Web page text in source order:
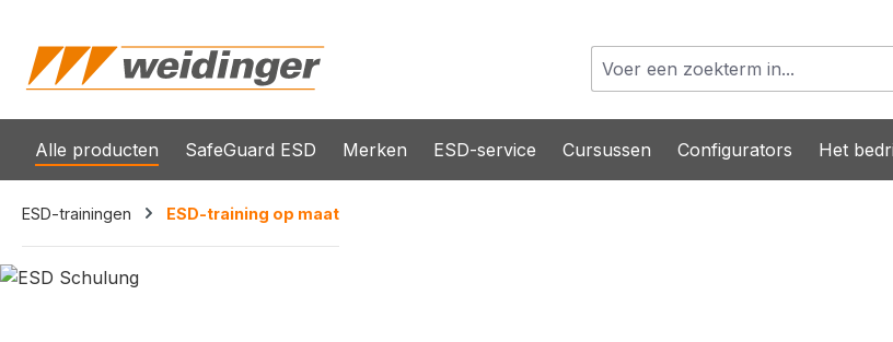
Alle producten SafeGuard ESD Merken ESD-service Cursussen Configurators Het
ESD-trainingen ESD-training op maat